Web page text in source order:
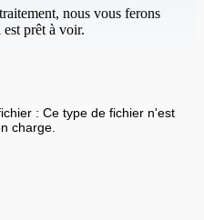
nous vous ferons
prêt à voir.
: Ce type de fichier n'est
charge.